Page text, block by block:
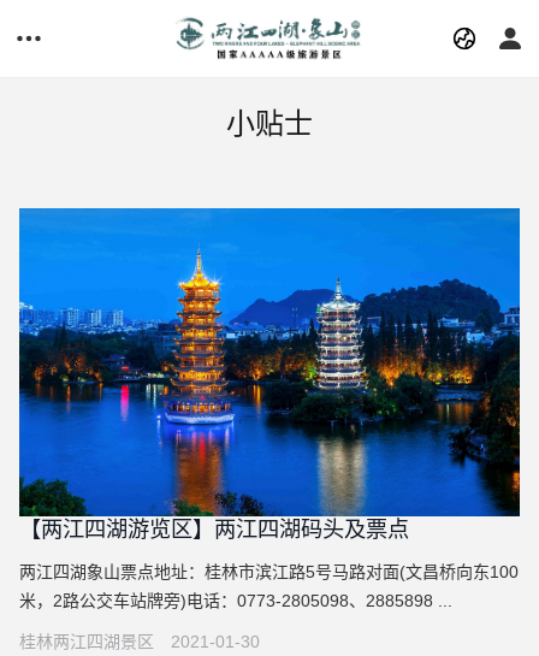
小贴士
【两江四湖游览区】两江四湖码头及票点
两江四湖象山票点地址：桂林市滨江路5号马路对面(文昌桥向东100
米，2路公交车站牌旁)电话：0773-2805098、2885898 ...
桂林两江四湖景区 2021-01-30